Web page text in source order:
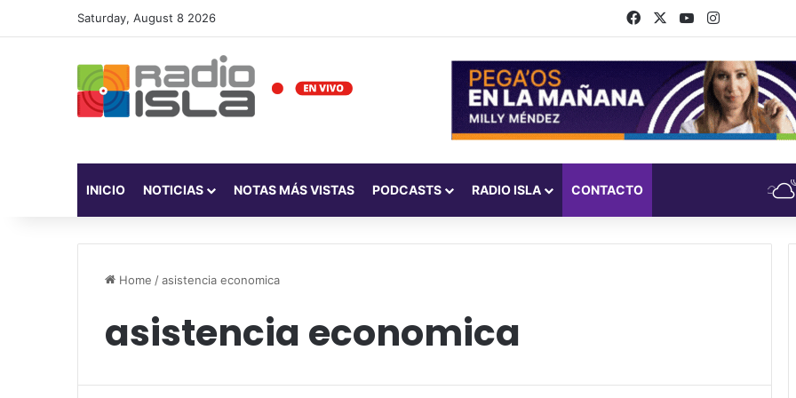
Saturday, August 8 2026 FacebookYouTubeInstagram
INICIO NOTICIAS NOTAS MÁS VISTAS PODCASTS RADIO ISLA CONTACTO
Home /asistencia economica
asistencia economica